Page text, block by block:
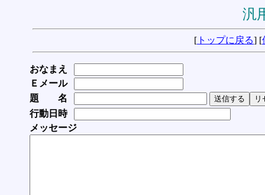
汎
[ トップに戻る] [
おなまえ
Ｅメール
題 名
行動日時
メッセージ